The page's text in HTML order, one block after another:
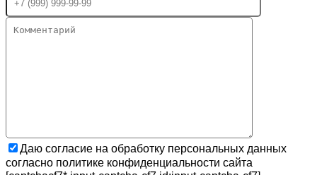
Даю согласие на обработку персональных данных
согласно политике конфиденциальности сайта